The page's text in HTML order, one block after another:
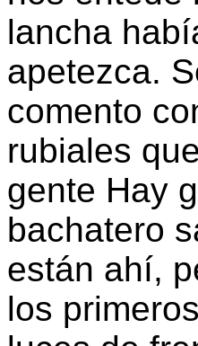
lancha
apetezca.
comento
rubiales
gente Hay
bachatero
están ahí,
los